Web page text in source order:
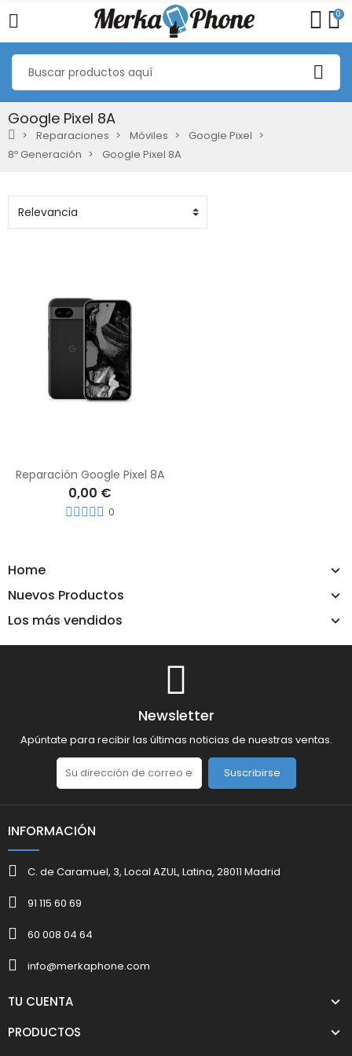
0
Google Pixel 8A
Reparaciones Móviles
Google Pixel
8º Generación
Google Pixel 8A
Home
Nuevos Productos
Los más vendidos
Reparación Google Pixel 8A
0,00 €
0
Newsletter
Apúntate para recibir las últimas noticias de nuestras ventas.
Suscribirse
INFORMACIÓN
C. de Caramuel, 3, Local AZUL, Latina, 28011 Madrid
91 115 60 69
60 008 04 64
info@merkaphone.com
TU CUENTA
PRODUCTOS